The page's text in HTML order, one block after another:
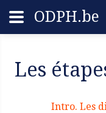
ODPH.be
Les
Intro. Les